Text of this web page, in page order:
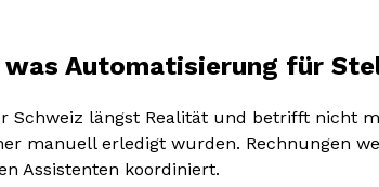
Automatisierung für
Schweiz längst Realität und betrifft nicht
manuell erledigt wurden. Rechnungen
Assistenten koordiniert.